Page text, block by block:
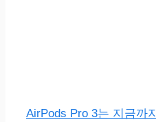
AirPods Pro 3는 지금까지